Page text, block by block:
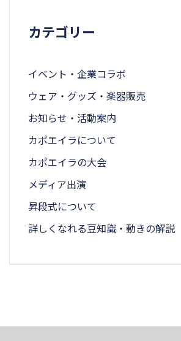
カテゴリー
イベント・企業コラボ
ウェア・グッズ・楽器販売
お知らせ・活動案内
カポエイラについて
カポエイラの大会
メディア出演
昇段式について
詳しくなれる豆知識・動きの解説